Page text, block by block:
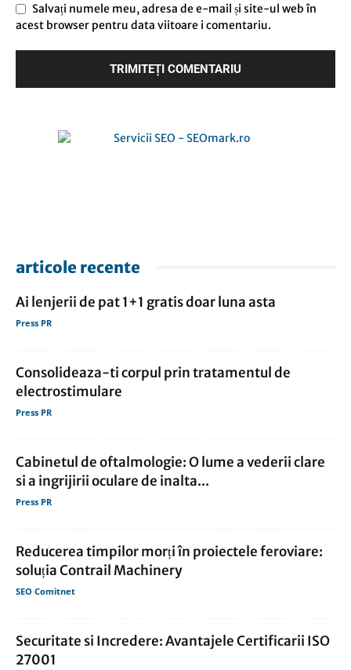
Salvați numele meu, adresa de e-mail și site-ul web în
acest browser pentru data viitoare i comentariu.
articole recente
Ai lenjerii de pat 1+1 gratis doar luna asta
Press PR
Consolideaza-ti corpul prin tratamentul de
electrostimulare
Press PR
Cabinetul de oftalmologie: O lume a vederii clare
si a ingrijirii oculare de inalta...
Press PR
Reducerea timpilor morți în proiectele feroviare:
soluția Contrail Machinery
SEO Comitnet
Securitate si Incredere: Avantajele Certificarii ISO
27001